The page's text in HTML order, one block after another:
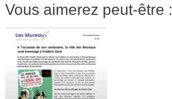
Vous aimerez peut-être :